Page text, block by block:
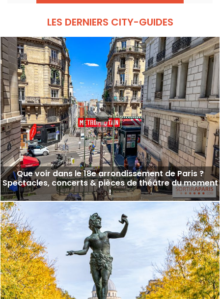
LES DERNIERS CITY-GUIDES
Que voir dans le 18e arrondissement de Paris ?
Spectacles, concerts & pièces de théâtre du moment
!